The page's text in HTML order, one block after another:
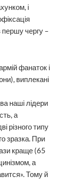
і
чергу –
фанаток і
виплекані
наші лідери
а
різного типу
зразка. При
краще (65
а
Тому й